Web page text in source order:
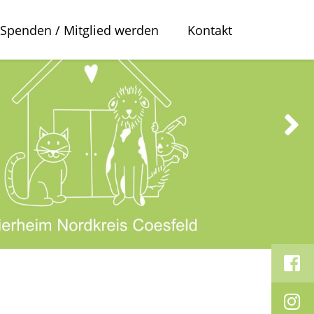
Spenden / Mitglied werden Kontakt